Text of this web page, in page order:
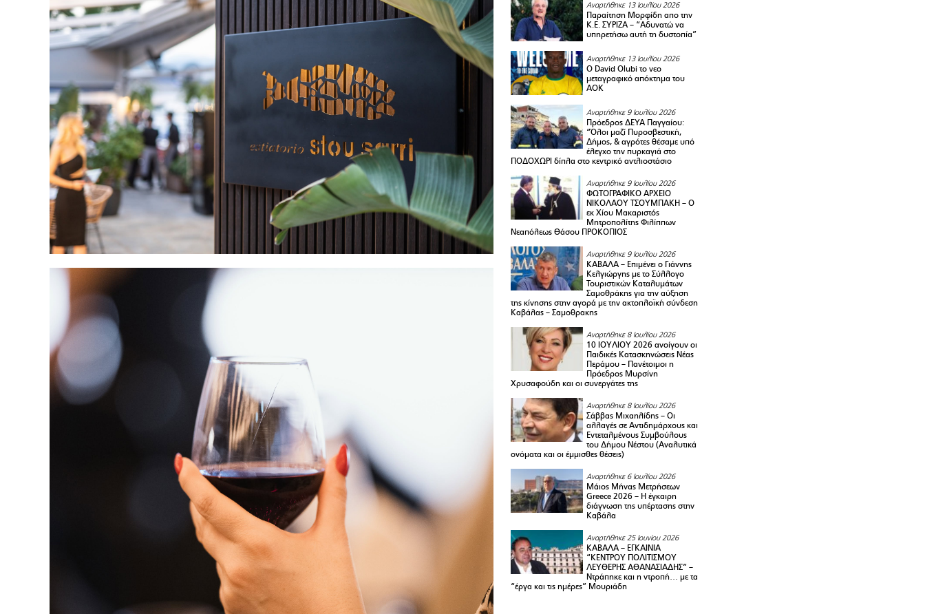
Αναρτήθηκε 13 Ιουλίου 2026
Παραίτηση Μορφίδη απο την
Κ.Ε. ΣΥΡΙΖΑ – “Αδυνατώ να
υπηρετήσω αυτή τη δυστοπία”
Αναρτήθηκε 13 Ιουλίου 2026
Ο David Olubi το νεο
μεταγραφικό απόκτημα του
ΑΟΚ
Αναρτήθηκε 9 Ιουλίου 2026
Πρόεδρος ΔΕΥΑ Παγγαίου:
“Όλοι μαζί Πυροσβεστική,
Δήμος, & αγρότες θέσαμε υπό
έλεγχο την πυρκαγιά στο
ΠΟΔΟΧΩΡΙ δίπλα στο κεντρικό αντλιοστάσιο
Αναρτήθηκε 9 Ιουλίου 2026
ΦΩΤΟΓΡΑΦΙΚΟ ΑΡΧΕΙΟ
ΝΙΚΟΛΑΟΥ ΤΣΟΥΜΠΑΚΗ – Ο
εκ Χίου Μακαριστός
Μητροπολίτης Φιλίππων
Νεαπόλεως Θάσου ΠΡΟΚΟΠΙΟΣ
Αναρτήθηκε 9 Ιουλίου 2026
ΚΑΒΑΛΑ – Επιμένει ο Γιάννης
Κελγιώργης με το Σύλλογο
Τουριστικών Καταλυμάτων
Σαμοθράκης για την αύξηση
της κίνησης στην αγορά με την ακτοπλοϊκή σύνδεση
Καβάλας – Σαμοθρακης
Αναρτήθηκε 8 Ιουλίου 2026
10 ΙΟΥΛΙΟΥ 2026 ανοίγουν οι
Παιδικές Κατασκηνώσεις Νέας
Περάμου – Πανέτοιμοι η
Πρόεδρος Μυρσίνη
Χρυσαφούδη και οι συνεργάτες της
Αναρτήθηκε 8 Ιουλίου 2026
Σάββας Μιχαηλίδης – Οι
αλλαγές σε Αντιδημάρχους και
Εντεταλμένους Συμβούλους
του Δήμου Νέστου (Αναλυτικά
ονόματα και οι έμμισθες θέσεις)
Αναρτήθηκε 6 Ιουλίου 2026
Μάιος Μήνας Μετρήσεων
Greece 2026 – H έγκαιρη
διάγνωση της υπέρτασης στην
Καβάλα
Αναρτήθηκε 25 Ιουνίου 2026
ΚΑΒΑΛΑ – ΕΓΚΑΙΝΙΑ
“ΚΕΝΤΡΟΥ ΠΟΛΙΤΙΣΜΟΥ
ΛΕΥΘΕΡΗΣ ΑΘΑΝΑΣΙΑΔΗΣ” –
Ντράπηκε και η ντροπή… με τα
“έργα και τις ημέρες” Μουριάδη